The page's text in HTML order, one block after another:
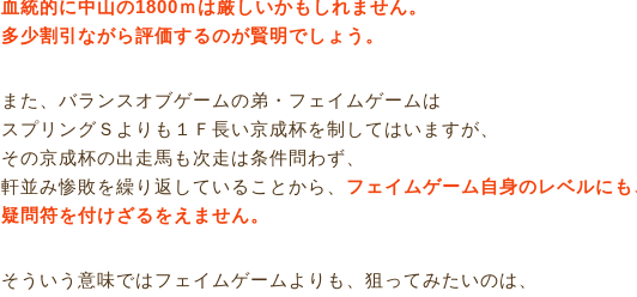
血統的に中山の1800ｍは厳しいかもしれません。
多少割引ながら評価するのが賢明でしょう。
また、バランスオブゲームの弟・フェイムゲームは
スプリングＳよりも１Ｆ長い京成杯を制してはいますが、
その京成杯の出走馬も次走は条件問わず、
軒並み惨敗を繰り返していることから、 フェイムゲーム自身のレベルにも
疑問符を付けざるをえません。
そういう意味ではフェイムゲームよりも、狙ってみたいのは、